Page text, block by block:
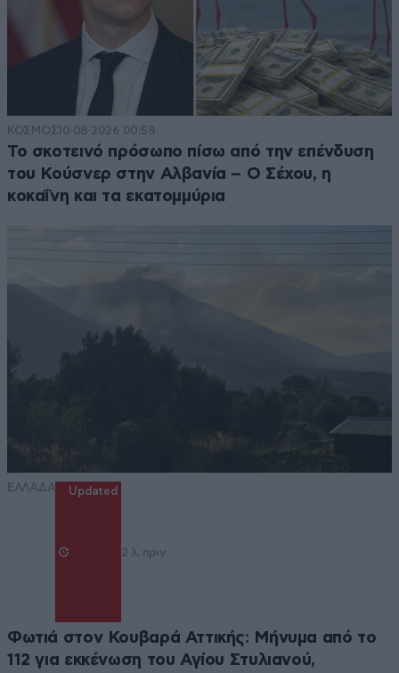
ΚΟΣΜΟΣ10·08·2026 00:58
Το σκοτεινό πρόσωπο πίσω από την επένδυση
του Κούσνερ στην Αλβανία – Ο Σέχου, η
κοκαΐνη και τα εκατομμύρια
ΕΛΛΑΔΑ Updated
2 λ. πριν
Φωτιά στον Κουβαρά Αττικής: Μήνυμα από το
112 για εκκένωση του Αγίου Στυλιανού,